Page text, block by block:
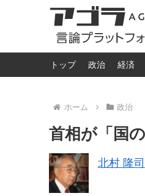
トップ 政治 経済
ホーム 政治
首相が「国
北村 隆司